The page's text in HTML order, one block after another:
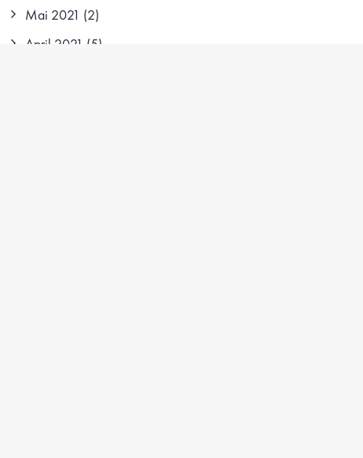
Mai 2021 (2)
April 2021 (5)